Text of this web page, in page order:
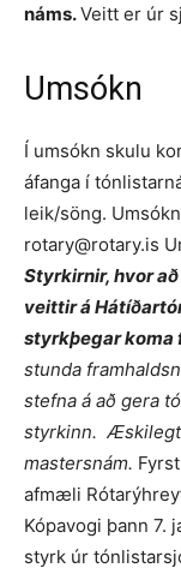
náms.Veitt er úr
Umsókn
Í umsókn skulu
áfanga í
leik/söng.
rotary@rotary.is
Styrkirnir, hvor
veittir á
styrkþegar koma
stunda
stefna á að gera
styrkinn. Æskilegt
mastersnám.
afmæli
Kópavogi þann 7.
styrk úr